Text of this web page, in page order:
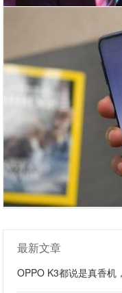
最新文章
OPPO K3都说是真香机